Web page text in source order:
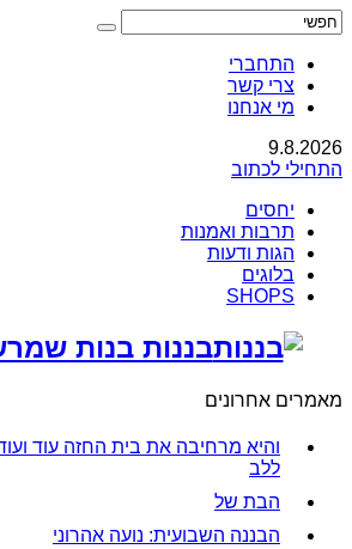
התחברי
צרי קשר
מי אנחנו
9.8.2026
התחילי לכתוב
יחסים
תרבות ואמנות
הגות ודעות
בלוגים
SHOPS
בננות בנות
מאמרים אחרונים
והיא מרחיבה את בית החזה עוד
ללב
הבת של
הבננה השבועית: נועה אהרוני